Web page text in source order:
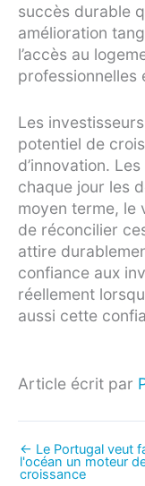
succès durable
amélioration
l’accès au
professionnelles
Les
potentiel de
d’innovation.
chaque jour les
moyen terme, le
de réconcilier
attire
confiance aux
réellement
aussi cette
Article écrit par
← Le Portugal veut
l'océan un moteur
croissance